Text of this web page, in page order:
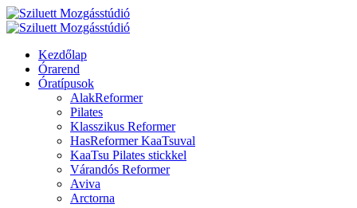
Kezdőlap
Órarend
Óratípusok
AlakReformer
Pilates
Klasszikus Reformer
HasReformer KaaTsuval
KaaTsu Pilates stickkel
Várandós Reformer
Aviva
Arctorna